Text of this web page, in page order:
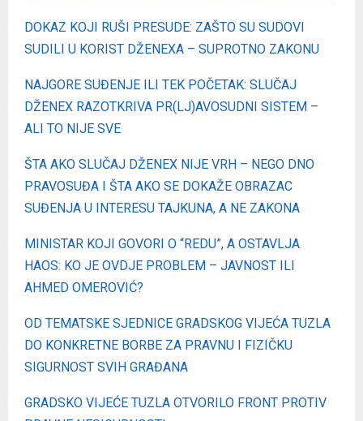
DOKAZ KOJI RUŠI PRESUDE: ZAŠTO SU SUDOVI
SUDILI U KORIST DŽENEXA – SUPROTNO ZAKONU
NAJGORE SUĐENJE ILI TEK POČETAK: SLUČAJ
DŽENEX RAZOTKRIVA PR(LJ)AVOSUDNI SISTEM –
ALI TO NIJE SVE
ŠTA AKO SLUČAJ DŽENEX NIJE VRH – NEGO DNO
PRAVOSUĐA I ŠTA AKO SE DOKAŽE OBRAZAC
SUĐENJA U INTERESU TAJKUNA, A NE ZAKONA
MINISTAR KOJI GOVORI O “REDU”, A OSTAVLJA
HAOS: KO JE OVDJE PROBLEM – JAVNOST ILI
AHMED OMEROVIĆ?
OD TEMATSKE SJEDNICE GRADSKOG VIJEĆA TUZLA
DO KONKRETNE BORBE ZA PRAVNU I FIZIČKU
SIGURNOST SVIH GRAĐANA
GRADSKO VIJEĆE TUZLA OTVORILO FRONT PROTIV